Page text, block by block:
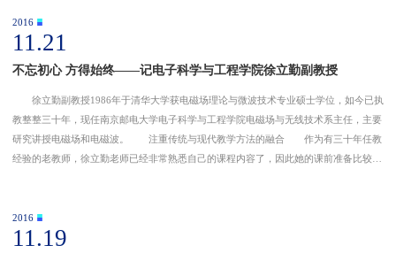
2016
11.21
不忘初心 方得始终——记电子科学与工程学院徐立勤副教授
徐立勤副教授1986年于清华大学获电磁场理论与微波技术专业硕士学位，如今已执
教整整三十年，现任南京邮电大学电子科学与工程学院电磁场与无线技术系主任，主要
研究讲授电磁场和电磁波。 注重传统与现代教学方法的融合 作为有三十年任教
经验的老教师，徐立勤老师已经非常熟悉自己的课程内容了，因此她的课前准备比较简
2016
11.19